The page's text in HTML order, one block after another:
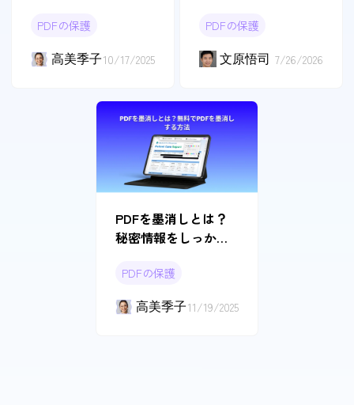
PDFの保護
高美季子10/17/2025
の設定手順
PDFの保護
文原悟司 7/26/2026
PDFを墨消しとは？
秘密情報をしっかり
PDFの保護
高美季子11/19/2025